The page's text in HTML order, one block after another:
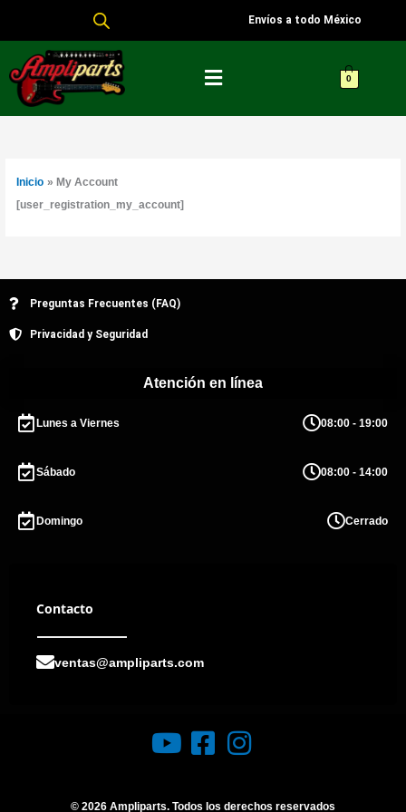
contenido
Envíos a todo México
Menú 0
Inicio
My Account
[user_registration_my_account]
Preguntas Frecuentes (FAQ)
Privacidad y Seguridad
Atención en línea
Lunes a Viernes 08:00 - 19:00
Sábado 08:00 - 14:00
Domingo Cerrado
Contacto
ventas@ampliparts.com
© 2026 Ampliparts. Todos los derechos reservados